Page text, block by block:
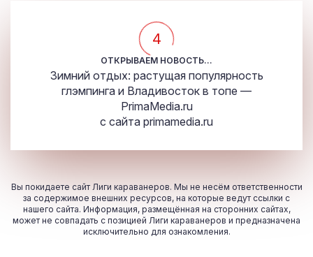
4
ОТКРЫВАЕМ НОВОСТЬ...
Зимний отдых: растущая популярность
глэмпинга и Владивосток в топе —
PrimaMedia.ru
с сайта primamedia.ru
Вы покидаете сайт Лиги караванеров. Мы не несём ответственности
за содержимое внешних ресурсов, на которые ведут ссылки с
нашего сайта. Информация, размещённая на сторонних сайтах,
может не совпадать с позицией Лиги караванеров и предназначена
исключительно для ознакомления.